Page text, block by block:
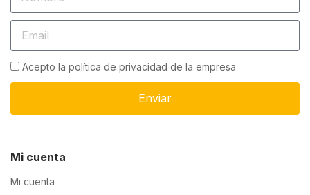
Acepto la política de privacidad de la empresa
Enviar
Mi cuenta
Mi cuenta